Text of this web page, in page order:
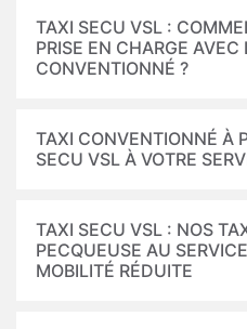
TAXI SECU VSL :
PRISE EN CHARGE AVEC
CONVENTIONNÉ ?
TAXI CONVENTIONNÉ À
SECU VSL À VOTRE
TAXI SECU VSL : NOS
PECQUEUSE AU
MOBILITÉ RÉDUITE